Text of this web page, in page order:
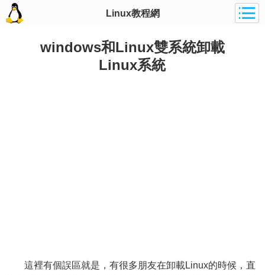
Linux教程網
windows和Linux雙系統卸載
Linux系統
這裡有個誤區就是，有很多朋友在卸載Linux的時候，直